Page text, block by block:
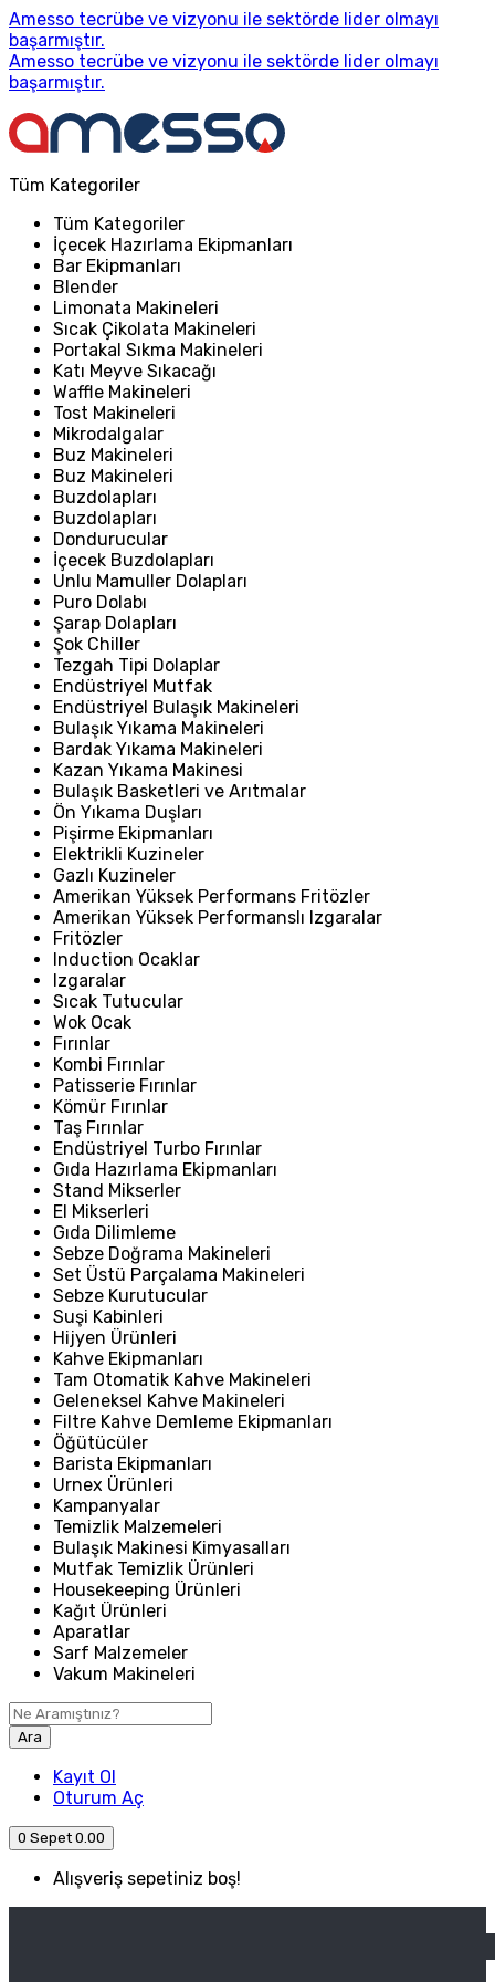
Amesso tecrübe ve vizyonu ile sektörde lider olmayı
başarmıştır.
Amesso tecrübe ve vizyonu ile sektörde lider olmayı
başarmıştır.
Tüm Kategoriler
Tüm Kategoriler
İçecek Hazırlama Ekipmanları
Bar Ekipmanları
Blender
Limonata Makineleri
Sıcak Çikolata Makineleri
Portakal Sıkma Makineleri
Katı Meyve Sıkacağı
Waffle Makineleri
Tost Makineleri
Mikrodalgalar
Buz Makineleri
Buz Makineleri
Buzdolapları
Buzdolapları
Dondurucular
İçecek Buzdolapları
Unlu Mamuller Dolapları
Puro Dolabı
Şarap Dolapları
Şok Chiller
Tezgah Tipi Dolaplar
Endüstriyel Mutfak
Endüstriyel Bulaşık Makineleri
Bulaşık Yıkama Makineleri
Bardak Yıkama Makineleri
Kazan Yıkama Makinesi
Bulaşık Basketleri ve Arıtmalar
Ön Yıkama Duşları
Pişirme Ekipmanları
Elektrikli Kuzineler
Gazlı Kuzineler
Amerikan Yüksek Performans Fritözler
Amerikan Yüksek Performanslı Izgaralar
Fritözler
Induction Ocaklar
Izgaralar
Sıcak Tutucular
Wok Ocak
Fırınlar
Kombi Fırınlar
Patisserie Fırınlar
Kömür Fırınlar
Taş Fırınlar
Endüstriyel Turbo Fırınlar
Gıda Hazırlama Ekipmanları
Stand Mikserler
El Mikserleri
Gıda Dilimleme
Sebze Doğrama Makineleri
Set Üstü Parçalama Makineleri
Sebze Kurutucular
Suşi Kabinleri
Hijyen Ürünleri
Kahve Ekipmanları
Tam Otomatik Kahve Makineleri
Geleneksel Kahve Makineleri
Filtre Kahve Demleme Ekipmanları
Öğütücüler
Barista Ekipmanları
Urnex Ürünleri
Kampanyalar
Temizlik Malzemeleri
Bulaşık Makinesi Kimyasalları
Mutfak Temizlik Ürünleri
Housekeeping Ürünleri
Kağıt Ürünleri
Aparatlar
Sarf Malzemeler
Vakum Makineleri
Ara
Kayıt Ol
Oturum Aç
0 Sepet 0.00
Alışveriş sepetiniz boş!